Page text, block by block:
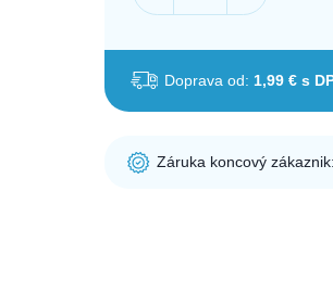
Doprava od: 1,99 € s
Záruka koncový